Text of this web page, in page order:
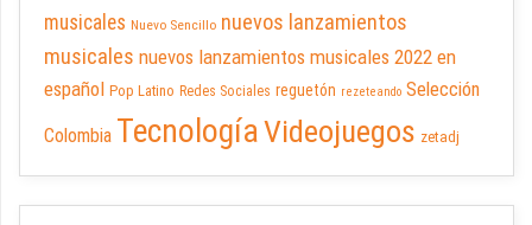
musicales Nuevo Sencillo nuevos lanzamientos
musicales nuevos lanzamientos musicales 2022 en
español Pop Latino Redes Sociales reguetón rezeteando Selección
Colombia TecnologíaVideojuegos zetadj